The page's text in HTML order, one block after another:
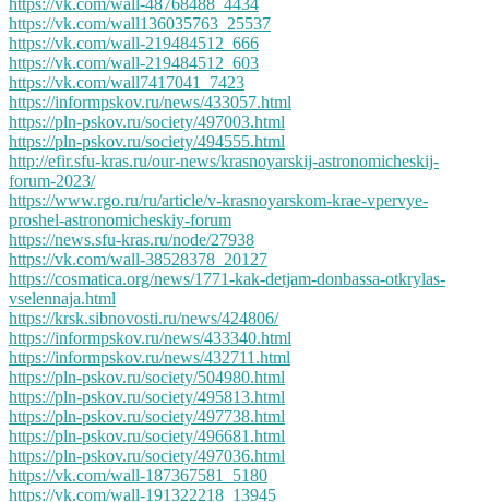
https://vk.com/wall136035763_25537
https://vk.com/wall-219484512_666
https://vk.com/wall-219484512_603
https://vk.com/wall7417041_7423
https://informpskov.ru/news/433057.html
https://pln-pskov.ru/society/497003.html
https://pln-pskov.ru/society/494555.html
http://efir.sfu-kras.ru/our-news/krasnoyarskij-astronomicheskij-
forum-2023/
https://www.rgo.ru/ru/article/v-krasnoyarskom-krae-vpervye-
proshel-astronomicheskiy-forum
https://news.sfu-kras.ru/node/27938
https://vk.com/wall-38528378_20127
https://cosmatica.org/news/1771-kak-detjam-donbassa-otkrylas-
vselennaja.html
https://krsk.sibnovosti.ru/news/424806/
https://informpskov.ru/news/433340.html
https://informpskov.ru/news/432711.html
https://pln-pskov.ru/society/504980.html
https://pln-pskov.ru/society/495813.html
https://pln-pskov.ru/society/497738.html
https://pln-pskov.ru/society/496681.html
https://pln-pskov.ru/society/497036.html
https://vk.com/wall-187367581_5180
https://vk.com/wall-191322218_13945